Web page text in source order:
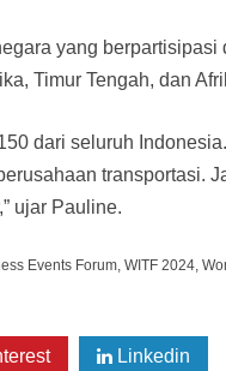
yang berpartisipasi
Timur Tengah, dan
dari seluruh
transportasi.
ujar Pauline.
Events Forum, WITF 2024,
Linkedin